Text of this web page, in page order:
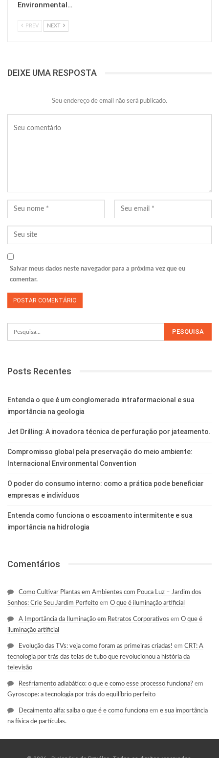
Environmental…
PREV NEXT
DEIXE UMA RESPOSTA
Seu endereço de email não será publicado.
Salvar meus dados neste navegador para a próxima vez que eu
comentar.
Posts Recentes
Entenda o que é um conglomerado intraformacional e sua
importância na geologia
Jet Drilling: A inovadora técnica de perfuração por jateamento.
Compromisso global pela preservação do meio ambiente:
Internacional Environmental Convention
O poder do consumo interno: como a prática pode beneficiar
empresas e indivíduos
Entenda como funciona o escoamento intermitente e sua
importância na hidrologia
Comentários
Como Cultivar Plantas em Ambientes com Pouca Luz – Jardim dos
Sonhos: Crie Seu Jardim Perfeito em O que é iluminação artificial
A Importância da Iluminação em Retratos Corporativos em O que é
iluminação artificial
Evolução das TVs: veja como foram as primeiras criadas! em CRT: A
tecnologia por trás das telas de tubo que revolucionou a história da
televisão
Resfriamento adiabático: o que e como esse processo funciona? em
Gyroscope: a tecnologia por trás do equilíbrio perfeito
Decaimento alfa: saiba o que é e como funciona em e sua importância
na física de partículas.